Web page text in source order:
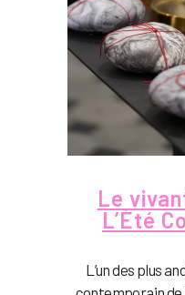
Le
L’Été
L’un des plus